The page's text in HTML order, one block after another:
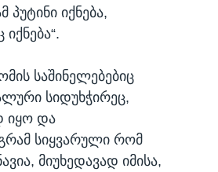
იქნება,
საშინელებებიც
სიდუხჭირეც,
იყო და
სიყვარული რომ
მიუხედავად იმისა,